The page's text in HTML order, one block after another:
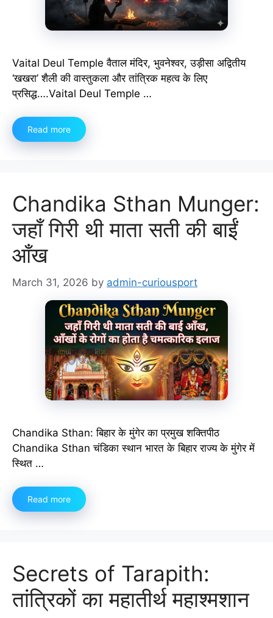
Vaital Deul Temple वैताल मंदिर, भुवनेश्वर, उड़ीसा अद्वितीय
‘खखरा’ शैली की वास्तुकला और तांत्रिक महत्व के लिए
प्रसिद्ध….Vaital Deul Temple …
Read more
Chandika Sthan Munger:
जहाँ गिरी थी माता सती की बाईं
आँख
March 31, 2026 by admin-curiousport
Chandika Sthan: बिहार के मुंगेर का प्रमुख शक्तिपीठ
Chandika Sthan चंडिका स्थान भारत के बिहार राज्य के मुंगेर में
स्थित …
Read more
Secrets of Tarapith:
तांत्रिकों का महातीर्थ महाश्मशान